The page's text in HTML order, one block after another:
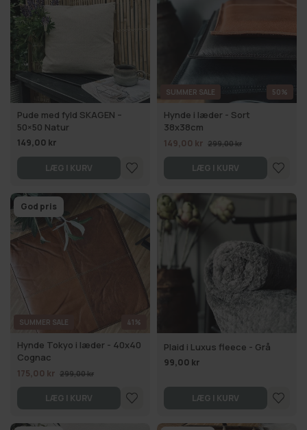
Pude med fyld SKAGEN –
50×50 Natur
149,00 kr
LÆG I KURV
SUMMER SALE 50%
Hynde i læder - Sort
38x38cm
149,00 kr 299,00 kr
LÆG I KURV
God pris
SUMMER SALE 41%
Hynde Tokyo i læder - 40x40
Cognac
175,00 kr 299,00 kr
LÆG I KURV
Plaid i Luxus fleece - Grå
99,00 kr
LÆG I KURV